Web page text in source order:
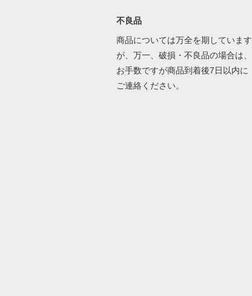
不良品
商品については万全を期しています
が、万一、破損・不良品の場合は、
お手数ですが商品到着後7日以内に
ご連絡ください。